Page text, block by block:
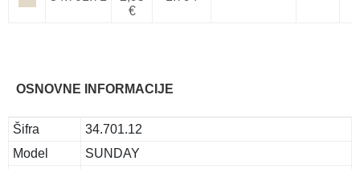
€
OSNOVNE INFORMACIJE
Šifra
34.701.12
Model
SUNDAY